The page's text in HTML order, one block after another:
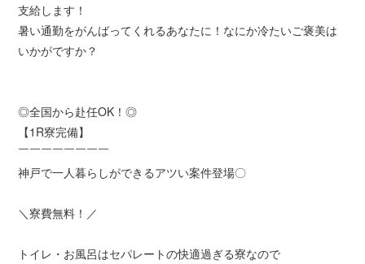
支給します！
暑い通勤をがんばってくれるあなたに！なにか冷たいご褒美は
いかがですか？
◎全国から赴任OK！◎
【1R寮完備】
￣￣￣￣￣￣￣￣
神戸で一人暮らしができるアツい案件登場〇
＼寮費無料！／
トイレ・お風呂はセパレートの快適過ぎる寮なので